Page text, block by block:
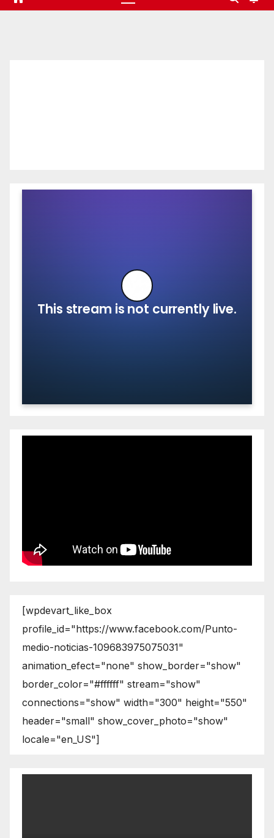
[wpdevart_like_box
profile_id="https://www.facebook.com/Punto-
medio-noticias-109683975075031"
animation_efect="none" show_border="show"
border_color="#ffffff" stream="show"
connections="show" width="300" height="550"
header="small" show_cover_photo="show"
locale="en_US"]